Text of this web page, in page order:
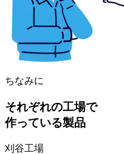
ちなみに
それぞれの工場で
作っている製品
刈谷工場